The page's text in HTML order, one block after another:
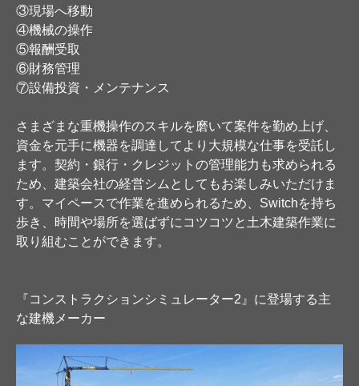
③現場へ移動
④機械の操作
⑤報酬受取
⑥財務管理
⑦設備投資・メンテナンス
さまざまな重機操作のスキルを磨いて案件を勤め上げ、
資金を元手に機器を調達してより大規模な仕事を受託し
ます。契約・銀行・クレジットの管理能力も求められる
ため、建築会社の経営シムとしてもお楽しみいただけま
す。マイペースで作業を進められるため、Switchを持ち
歩き、時間や場所を選ばずにコツコツと土木建築作業に
取り組むことができます。
『コンストラクションシミュレーター2』に登場する主
な建機メーカー